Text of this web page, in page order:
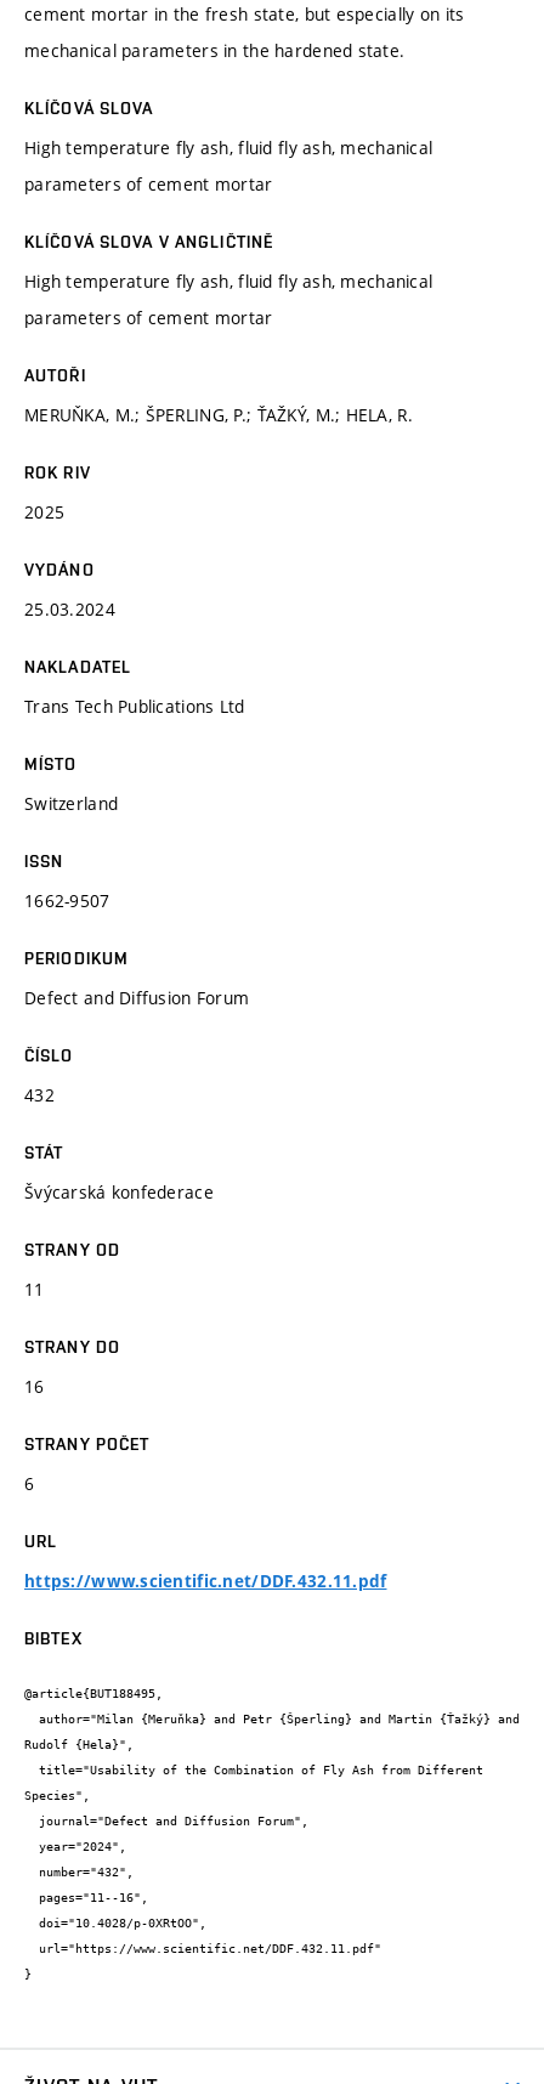
cement mortar in the fresh state, but especially on its
mechanical parameters in the hardened state.
KLÍČOVÁ SLOVA
High temperature fly ash, fluid fly ash, mechanical
parameters of cement mortar
KLÍČOVÁ SLOVA V ANGLIČTINĚ
High temperature fly ash, fluid fly ash, mechanical
parameters of cement mortar
AUTOŘI
MERUŇKA, M.; ŠPERLING, P.; ŤAŽKÝ, M.; HELA, R.
ROK RIV
2025
VYDÁNO
25.03.2024
NAKLADATEL
Trans Tech Publications Ltd
MÍSTO
Switzerland
ISSN
1662-9507
PERIODIKUM
Defect and Diffusion Forum
ČÍSLO
432
STÁT
Švýcarská konfederace
STRANY OD
11
STRANY DO
16
STRANY POČET
6
URL
https://www.scientific.net/DDF.432.11.pdf
BIBTEX
@article{BUT188495,
Rudolf {Hela}",
Species",
}